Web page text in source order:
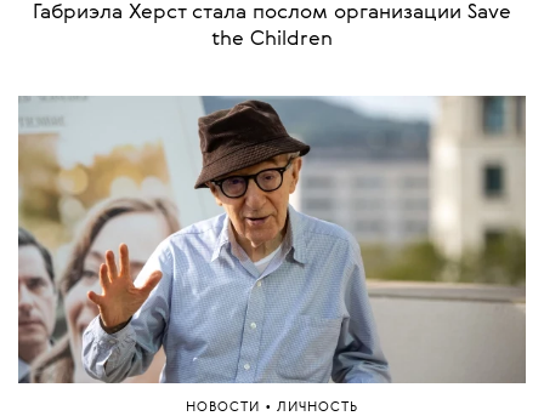
Габриэла Херст стала послом организации Save
the Children
НОВОСТИ • ЛИЧНОСТЬ